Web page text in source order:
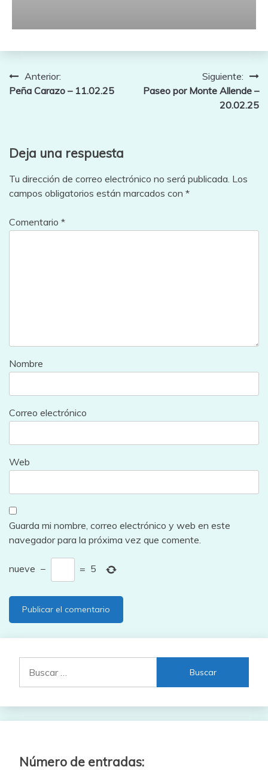
Navegación
Anterior:
Peña Carazo – 11.02.25
Siguiente:
Paseo por Monte Allende –
20.02.25
Deja una respuesta
Tu dirección de correo electrónico no será publicada. Los
campos obligatorios están marcados con *
Comentario *
Nombre
Correo electrónico
Web
Guarda mi nombre, correo electrónico y web en este
navegador para la próxima vez que comente.
nueve − = 5
Número de entradas: